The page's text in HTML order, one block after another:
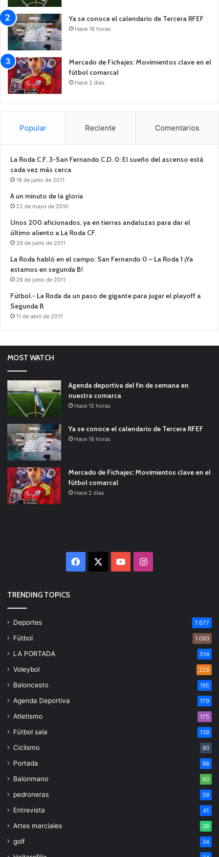
Ya se conoce el calendario de Tercera RFEF
Hace 18 horas
Mercado de Fichajes: Movimientos clave en el
fútbol comarcal
Hace 2 días
Popular Reciente Comentarios
La Roda C.F. 3-San Fernando C.D. 0: El sueño del ascenso está
cada vez más cerca
18 de junio de 2011
A un minuto de la gloria
22 de mayo de 2010
Unos 200 aficionados, ya en tierras andaluzas para dar el
último aliento a La Roda CF.
26 de junio de 2011
La Roda habló en el campo: San Fernando 0 – La Roda 1 ¡Ya
estamos en segunda B!
26 de junio de 2011
Fútbol.- La Roda da un paso de gigante para jugar el playoff a
Segunda B
11 de abril de 2011
MOST WATCH
Agenda deportiva del fin de semana en
nuestra comarca
Hace 15 horas
Ya se conoce el calendario de Tercera RFEF
Hace 18 horas
Mercado de Fichajes: Movimientos clave en el
fútbol comarcal
Hace 2 días
Facebook YouTubeInstagram
TRENDING TOPICS
Deportes 7.677
Fútbol 1.093
LA PORTADA 514
Voleybol 229
Baloncesto 195
Agenda Deportiva 179
Atletismo 175
Fútbol sala 139
Ciclismo 90
Portada 88
Balonmano 60
pedroneras 59
Entrevista 41
Artes marciales 38
golf 34